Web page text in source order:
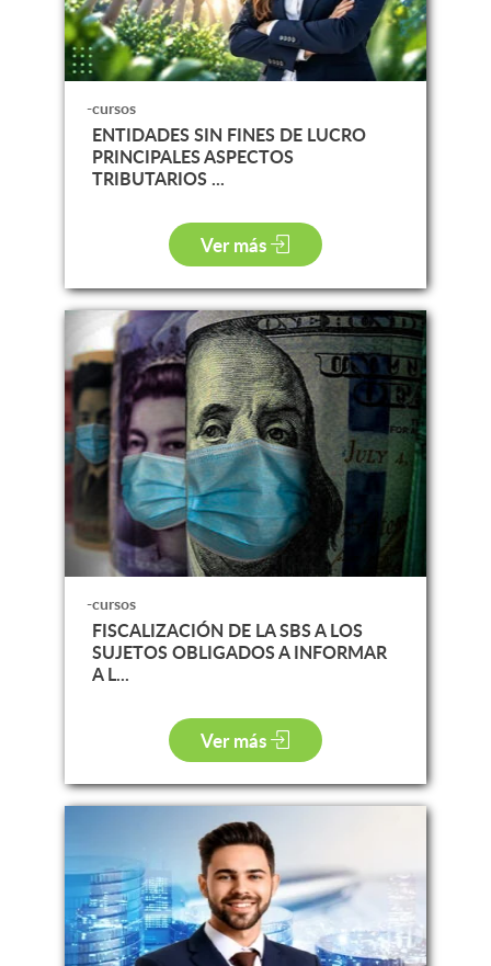
-cursos
ENTIDADES SIN FINES DE LUCRO
PRINCIPALES ASPECTOS
TRIBUTARIOS ...
Ver más
-cursos
FISCALIZACIÓN DE LA SBS A LOS
SUJETOS OBLIGADOS A INFORMAR
A L...
Ver más